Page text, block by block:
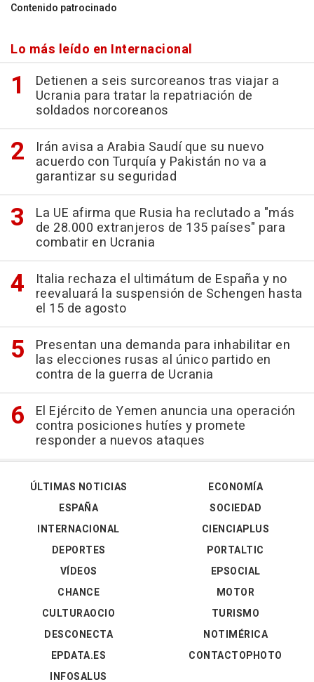
Contenido patrocinado
Lo más leído en Internacional
Detienen a seis surcoreanos tras viajar a
Ucrania para tratar la repatriación de
soldados norcoreanos
Irán avisa a Arabia Saudí que su nuevo
acuerdo con Turquía y Pakistán no va a
garantizar su seguridad
La UE afirma que Rusia ha reclutado a "más
de 28.000 extranjeros de 135 países" para
combatir en Ucrania
Italia rechaza el ultimátum de España y no
reevaluará la suspensión de Schengen hasta
el 15 de agosto
Presentan una demanda para inhabilitar en
las elecciones rusas al único partido en
contra de la guerra de Ucrania
El Ejército de Yemen anuncia una operación
contra posiciones hutíes y promete
responder a nuevos ataques
ÚLTIMAS NOTICIAS
ESPAÑA
INTERNACIONAL
DEPORTES
VÍDEOS
ECONOMÍA
SOCIEDAD
CIENCIAPLUS
PORTALTIC
EPSOCIAL
CHANCE
CULTURAOCIO
DESCONECTA
EPDATA.ES
INFOSALUS
MOTOR
TURISMO
NOTIMÉRICA
CONTACTOPHOTO